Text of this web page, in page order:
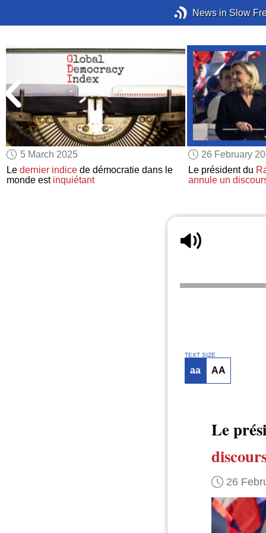
News in Slow
5 March 2025
Ledernier indice de démocratie dans le
monde est inquiétant
26 February
Le président du
annule un
TEXT SIZE
aa AA
Le
26